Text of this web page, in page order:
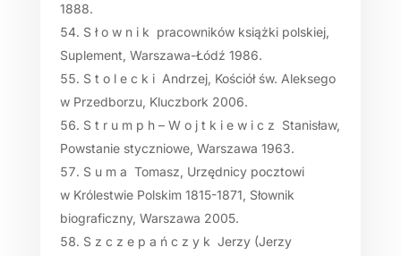
1888.
S ł o w n i k pracowników książki polskiej,
Suplement, Warszawa-Łódź 1986.
S t o l e c k i Andrzej, Kościół św. Aleksego
w Przedborzu, Kluczbork 2006.
S t r u m p h – W o j t k i e w i c z Stanisław,
Powstanie styczniowe, Warszawa 1963.
S u m a Tomasz, Urzędnicy pocztowi
w Królestwie Polskim 1815-1871, Słownik
biograficzny, Warszawa 2005.
S z c z e p a ń c z y k Jerzy (Jerzy